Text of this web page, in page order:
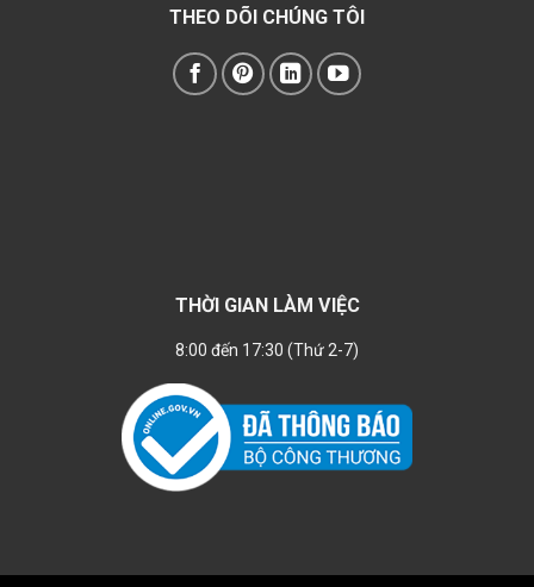
THEO DÕI CHÚNG TÔI
THỜI GIAN LÀM VIỆC
8:00 đến 17:30 (Thứ 2-7)